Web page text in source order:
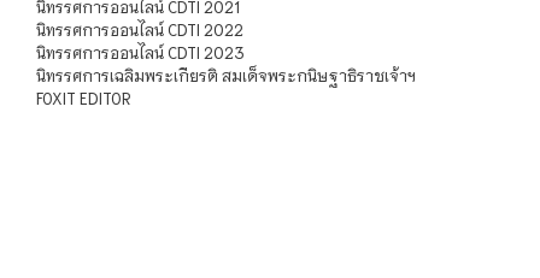
นิทรรศการออนไลน์ CDTI 2021
นิทรรศการออนไลน์ CDTI 2022
นิทรรศการออนไลน์ CDTI 2023
นิทรรศการเฉลิมพระเกียรติ สมเด็จพระกนิษฐาธิราชเจ้าฯ
FOXIT EDITOR